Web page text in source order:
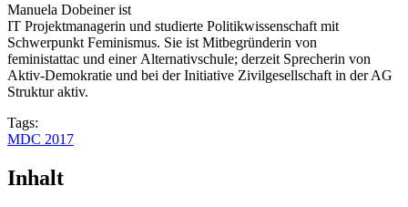
Manuela Dobeiner ist
IT Projektmanagerin und studierte Politikwissenschaft mit
Schwerpunkt Feminismus. Sie ist Mitbegründerin von
feministattac und einer Alternativschule; derzeit Sprecherin von
Aktiv-Demokratie und bei der Initiative Zivilgesellschaft in der AG
Struktur aktiv.
Tags:
MDC 2017
Inhalt